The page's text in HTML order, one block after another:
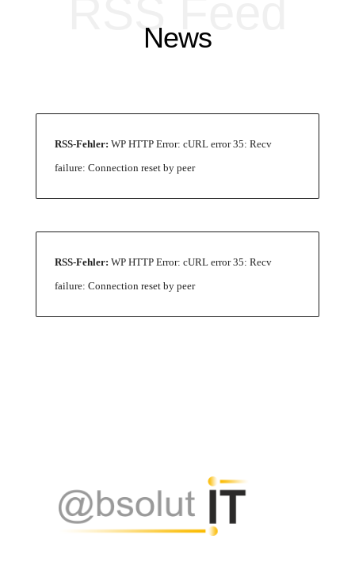
RSS Feed
News
RSS-Fehler: WP HTTP Error: cURL error 35: Recv
failure: Connection reset by peer
RSS-Fehler: WP HTTP Error: cURL error 35: Recv
failure: Connection reset by peer